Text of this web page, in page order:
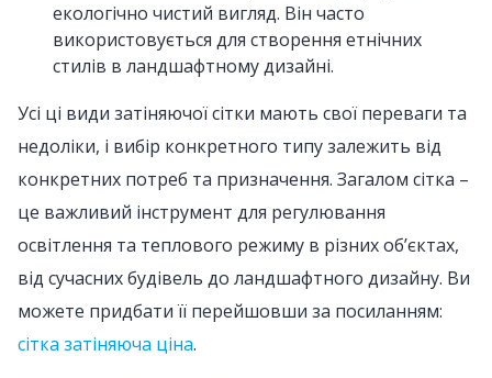
екологічно чистий вигляд. Він часто
використовується для створення етнічних
стилів в ландшафтному дизайні.
Усі ці види затіняючої сітки мають свої переваги та
недоліки, і вибір конкретного типу залежить від
конкретних потреб та призначення. Загалом сітка –
це важливий інструмент для регулювання
освітлення та теплового режиму в різних об’єктах,
від сучасних будівель до ландшафтного дизайну. Ви
можете придбати її перейшовши за посиланням:
сітка затіняюча ціна.